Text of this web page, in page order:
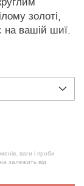
золоті,
на вашій шиї.
ваги і проби
залежить від